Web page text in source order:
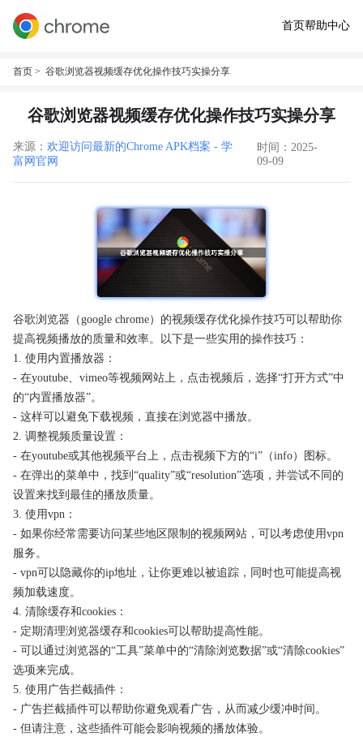
首页帮助中心
首页 > 谷歌浏览器视频缓存优化操作技巧实操分享
谷歌浏览器视频缓存优化操作技巧实操分享
来源： 欢迎访问最新的Chrome APK档案 - 学
富网官网
时间：2025-
09-09
谷歌浏览器（google chrome）的视频缓存优化操作技巧可以帮助你
提高视频播放的质量和效率。以下是一些实用的操作技巧：
1. 使用内置播放器：
- 在youtube、vimeo等视频网站上，点击视频后，选择“打开方式”中
的“内置播放器”。
- 这样可以避免下载视频，直接在浏览器中播放。
2. 调整视频质量设置：
- 在youtube或其他视频平台上，点击视频下方的“i”（info）图标。
- 在弹出的菜单中，找到“quality”或“resolution”选项，并尝试不同的
设置来找到最佳的播放质量。
3. 使用vpn：
- 如果你经常需要访问某些地区限制的视频网站，可以考虑使用vpn
服务。
- vpn可以隐藏你的ip地址，让你更难以被追踪，同时也可能提高视
频加载速度。
4. 清除缓存和cookies：
- 定期清理浏览器缓存和cookies可以帮助提高性能。
- 可以通过浏览器的“工具”菜单中的“清除浏览数据”或“清除cookies”
选项来完成。
5. 使用广告拦截插件：
- 广告拦截插件可以帮助你避免观看广告，从而减少缓冲时间。
- 但请注意，这些插件可能会影响视频的播放体验。